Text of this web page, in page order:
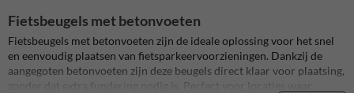
Fietsbeugels met betonvoeten
Fietsbeugels met betonvoeten zijn de ideale oplossing voor het snel
en eenvoudig plaatsen van fietsparkeervoorzieningen. Dankzij de
aangegoten betonvoeten zijn deze beugels direct klaar voor plaatsing,
zonder dat extra fundering nodig is. Perfect voor locaties waar